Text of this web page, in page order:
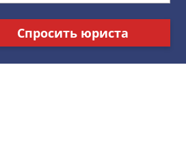
Спросить юриста